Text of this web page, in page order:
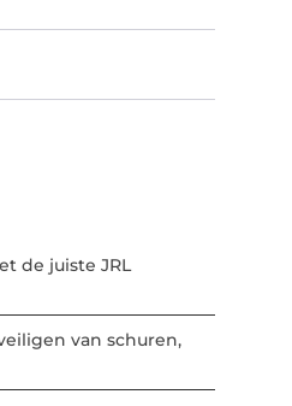
de juiste JRL
van schuren,